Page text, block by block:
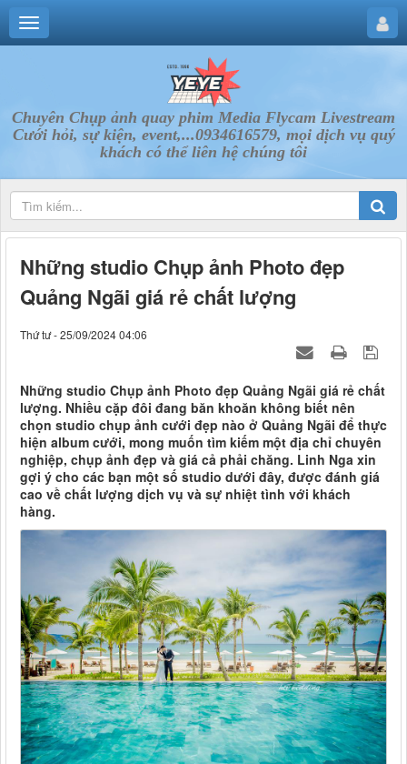
Chuyên Chụp ảnh quay phim Media Flycam Livestream
Cưới hỏi, sự kiện, event,...0934616579, mọi dịch vụ quý
khách có thể liên hệ chúng tôi
Những studio Chụp ảnh Photo đẹp
Quảng Ngãi giá rẻ chất lượng
Thứ tư - 25/09/2024 04:06
Những studio Chụp ảnh Photo đẹp Quảng Ngãi giá rẻ chất
lượng. Nhiều cặp đôi đang băn khoăn không biết nên
chọn studio chụp ảnh cưới đẹp nào ở Quảng Ngãi để thực
hiện album cưới, mong muốn tìm kiếm một địa chỉ chuyên
nghiệp, chụp ảnh đẹp và giá cả phải chăng. Linh Nga xin
gợi ý cho các bạn một số studio dưới đây, được đánh giá
cao về chất lượng dịch vụ và sự nhiệt tình với khách
hàng.